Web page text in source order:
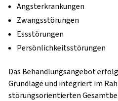
Angsterkrankungen
Zwangsstörungen
Essstörungen
Persönlichkeitsstörungen
Das Behandlungsangebot
Grundlage und integriert im
störungsorientierten